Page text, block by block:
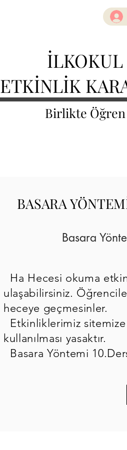
İLKOKUL
ETKİNLİK
Birlikte Öğren
BASARA
Basara
Ha Hecesi okuma
ulaşabilirsiniz.
heceye geçmesinler.
Etkinliklerimiz
kullanılması yasaktır.
Basara Yöntemi